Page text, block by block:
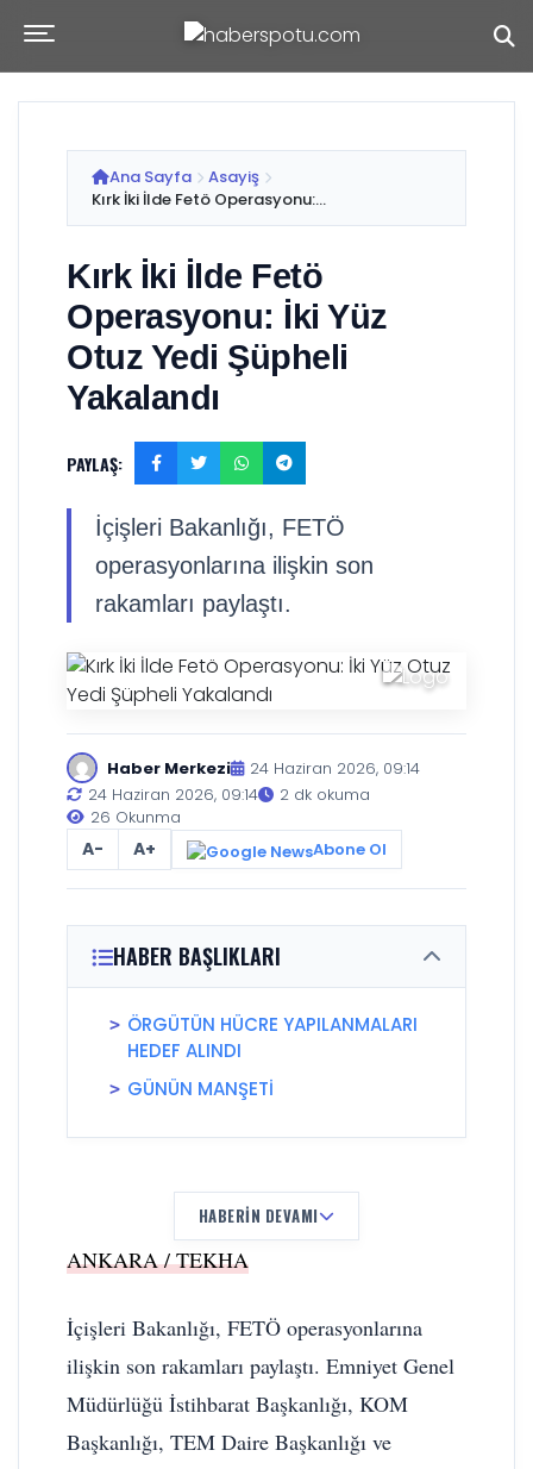
Ana Sayfa
Asayiş
Kırk İki İlde Fetö Operasyonu:...
Kırk İki İlde Fetö
Operasyonu: İki Yüz
Otuz Yedi Şüpheli
Yakalandı
PAYLAŞ:
İçişleri Bakanlığı, FETÖ
operasyonlarına ilişkin son
rakamları paylaştı.
Haber Merkezi
24 Haziran 2026, 09:14
24 Haziran 2026, 09:14
2 dk okuma
26 Okunma
A- A+ Abone Ol
HABER BAŞLIKLARI
ÖRGÜTÜN HÜCRE YAPILANMALARI
HEDEF ALINDI
GÜNÜN MANŞETİ
HABERIN DEVAMI
ANKARA / TEKHA
İçişleri Bakanlığı, FETÖ operasyonlarına
ilişkin son rakamları paylaştı. Emniyet Genel
Müdürlüğü İstihbarat Başkanlığı, KOM
Başkanlığı, TEM Daire Başkanlığı ve